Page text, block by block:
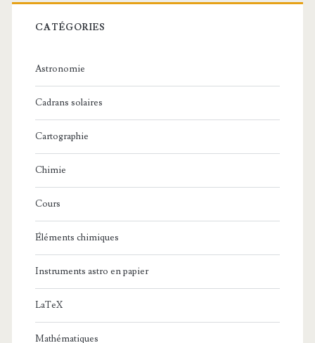
CATÉGORIES
Astronomie
Cadrans solaires
Cartographie
Chimie
Cours
Éléments chimiques
Instruments astro en papier
LaTeX
Mathématiques